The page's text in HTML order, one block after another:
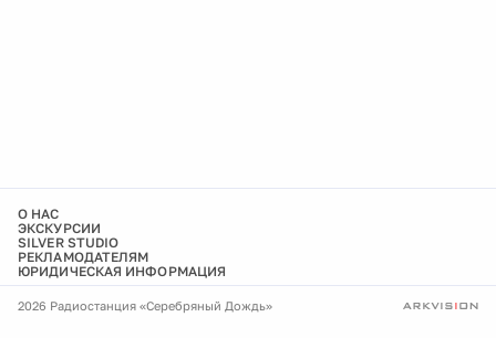
О НАС
ЭКСКУРСИИ
SILVER STUDIO
РЕКЛАМОДАТЕЛЯМ
ЮРИДИЧЕСКАЯ ИНФОРМАЦИЯ
2026 Радиостанция «Серебряный Дождь»